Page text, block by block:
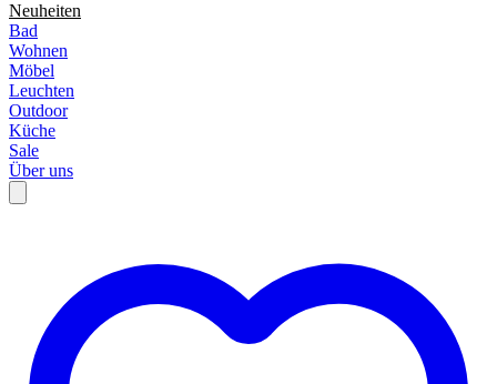
Neuheiten
Bad
Wohnen
Möbel
Leuchten
Outdoor
Küche
Sale
Über uns